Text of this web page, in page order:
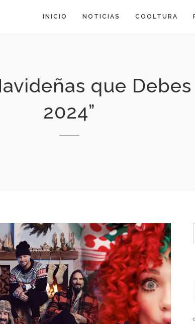
INICIO NOTICIAS COOLTURA
que
2024”